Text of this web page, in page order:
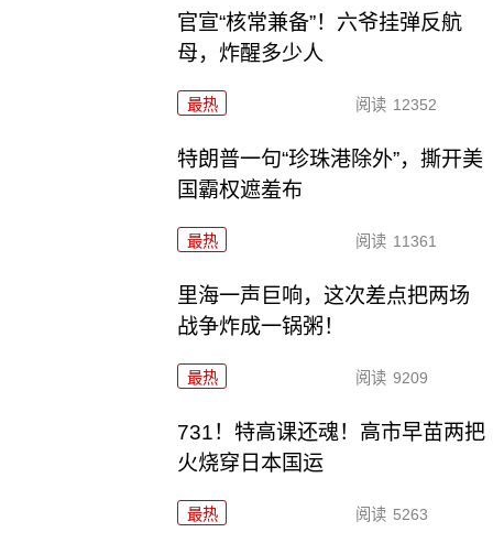
官宣“核常兼备”！六爷挂弹反航
母，炸醒多少人
最热 阅读 12352
特朗普一句“珍珠港除外”，撕开美
国霸权遮羞布
最热 阅读 11361
里海一声巨响，这次差点把两场
战争炸成一锅粥！
最热 阅读 9209
731！特高课还魂！高市早苗两把
火烧穿日本国运
最热 阅读 5263